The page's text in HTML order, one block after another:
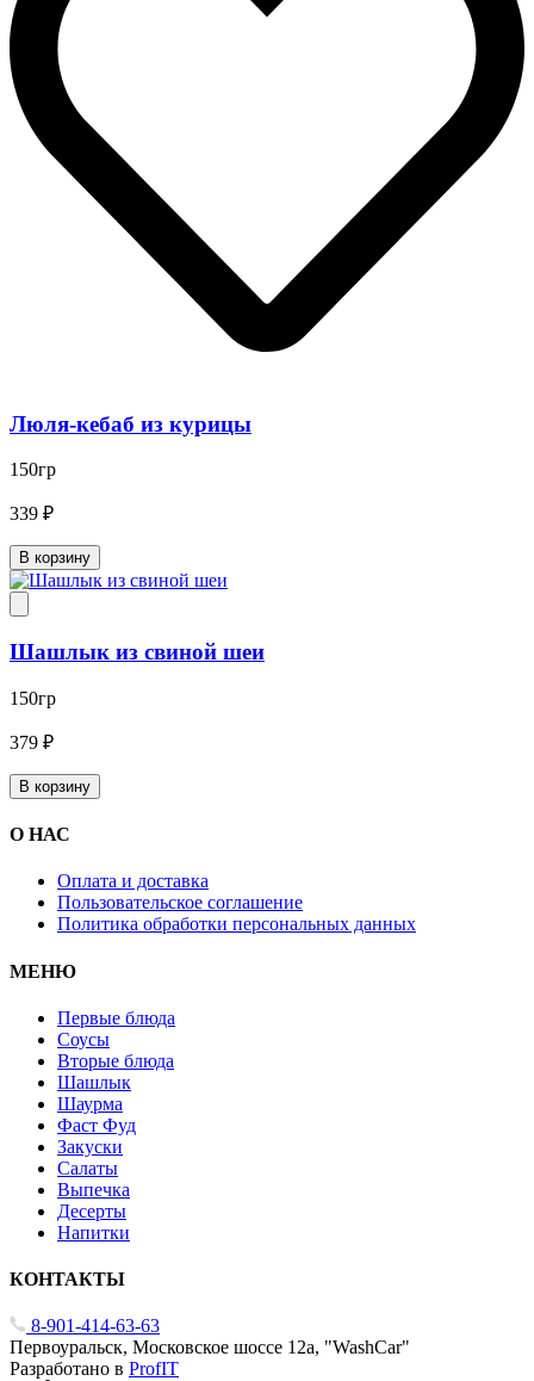
Люля-кебаб из курицы
150гр
339 ₽
В корзину
Шашлык из свиной шеи
150гр
379 ₽
В корзину
О НАС
Оплата и доставка
Пользовательское соглашение
Политика обработки персональных данных
МЕНЮ
Первые блюда
Соусы
Вторые блюда
Шашлык
Шаурма
Фаст Фуд
Закуски
Салаты
Выпечка
Десерты
Напитки
КОНТАКТЫ
8-901-414-63-63
Первоуральск, Московское шоссе 12а, "WashCar"
Разработано в ProfIT